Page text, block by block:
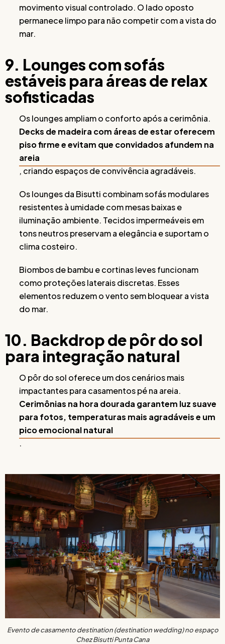
movimento visual controlado. O lado oposto
permanece limpo para não competir com a vista do
mar.
9. Lounges com sofás
estáveis para áreas de relax
sofisticadas
Os lounges ampliam o conforto após a cerimônia.
Decks de madeira com áreas de estar oferecem
piso firme e evitam que convidados afundem na
areia
, criando espaços de convivência agradáveis.
Os lounges da Bisutti combinam sofás modulares
resistentes à umidade com mesas baixas e
iluminação ambiente. Tecidos impermeáveis em
tons neutros preservam a elegância e suportam o
clima costeiro.
Biombos de bambu e cortinas leves funcionam
como proteções laterais discretas. Esses
elementos reduzem o vento sem bloquear a vista
do mar.
10. Backdrop de pôr do sol
para integração natural
O pôr do sol oferece um dos cenários mais
impactantes para casamentos pé na areia.
Cerimônias na hora dourada garantem luz suave
para fotos, temperaturas mais agradáveis e um
pico emocional natural
.
Evento de casamento destination (destination wedding) no espaço
Chez Bisutti Punta Cana